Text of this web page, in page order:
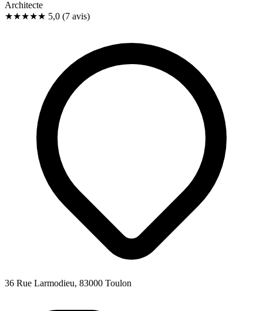
Architecte
★★★★★ 5,0 (7 avis)
36 Rue Larmodieu, 83000 Toulon